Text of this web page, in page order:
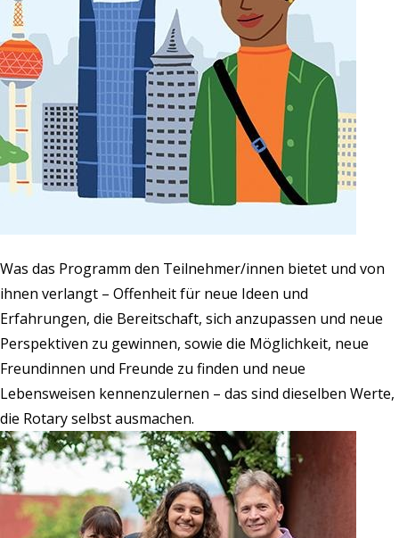
Was das Programm den Teilnehmer/innen bietet und von
ihnen verlangt – Offenheit für neue Ideen und
Erfahrungen, die Bereitschaft, sich anzupassen und neue
Perspektiven zu gewinnen, sowie die Möglichkeit, neue
Freundinnen und Freunde zu finden und neue
Lebensweisen kennenzulernen – das sind dieselben Werte,
die Rotary selbst ausmachen.